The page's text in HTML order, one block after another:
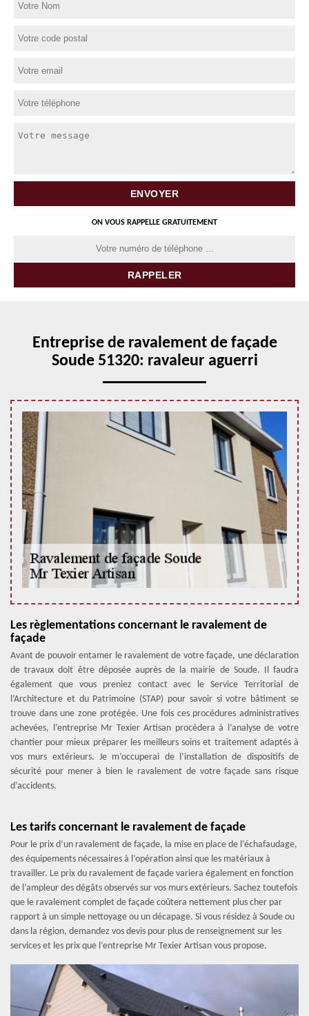
ON VOUS RAPPELLE GRATUITEMENT
Entreprise de ravalement de façade
Soude 51320: ravaleur aguerri
Les règlementations concernant le ravalement de
façade
Avant de pouvoir entamer le ravalement de votre façade, une déclaration
de travaux doit être déposée auprès de la mairie de Soude. Il faudra
également que vous preniez contact avec le Service Territorial de
l’Architecture et du Patrimoine (STAP) pour savoir si votre bâtiment se
trouve dans une zone protégée. Une fois ces procédures administratives
achevées, l’entreprise Mr Texier Artisan procèdera à l’analyse de votre
chantier pour mieux préparer les meilleurs soins et traitement adaptés à
vos murs extérieurs. Je m’occuperai de l’installation de dispositifs de
sécurité pour mener à bien le ravalement de votre façade sans risque
d’accidents.
Les tarifs concernant le ravalement de façade
Pour le prix d’un ravalement de façade, la mise en place de l’échafaudage,
des équipements nécessaires à l’opération ainsi que les matériaux à
travailler. Le prix du ravalement de façade variera également en fonction
de l’ampleur des dégâts observés sur vos murs extérieurs. Sachez toutefois
que le ravalement complet de façade coûtera nettement plus cher par
rapport à un simple nettoyage ou un décapage. Si vous résidez à Soude ou
dans la région, demandez vos devis pour plus de renseignement sur les
services et les prix que l’entreprise Mr Texier Artisan vous propose.